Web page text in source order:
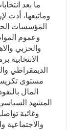
وماتبعها، أدت
المؤسسات
وعموم
والحزبي
الديمقراطي
مستوى تكريس
المال
المشهد
وغائبة
والاجتماعية